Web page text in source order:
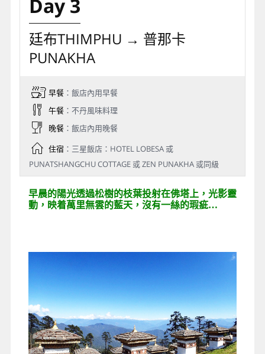
Day 3
廷布THIMPHU → 普那卡
PUNAKHA
早餐：飯店內用早餐
午餐：不丹風味料理
晚餐：飯店內用晚餐
住宿：三星飯店：HOTEL LOBESA 或
PUNATSHANGCHU COTTAGE 或 ZEN PUNAKHA 或同級
早晨的陽光透過松樹的枝葉投射在佛塔上，光影靈
動，映着萬里無雲的藍天，沒有一絲的瑕疵…